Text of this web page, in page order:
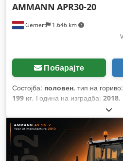
Gemert 1.646 km
AMMANN APR30-20
Побарајте
Состојба: половен, тип на гориво:
199 кг, Година на изградба: 2018,